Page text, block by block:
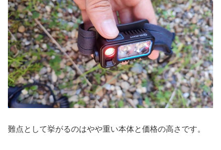
難点として挙がるのはやや重い本体と価格の高さです。